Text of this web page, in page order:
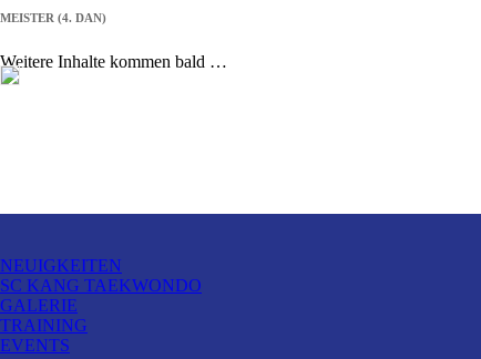
MEISTER (4. DAN)
Weitere Inhalte kommen bald …
NEUIGKEITEN
SC KANG TAEKWONDO
GALERIE
TRAINING
EVENTS